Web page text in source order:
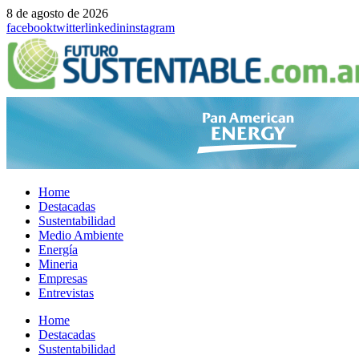
8 de agosto de 2026
facebooktwitterlinkedininstagram
Home
Destacadas
Sustentabilidad
Medio Ambiente
Energía
Mineria
Empresas
Entrevistas
Menu
Home
Destacadas
Sustentabilidad